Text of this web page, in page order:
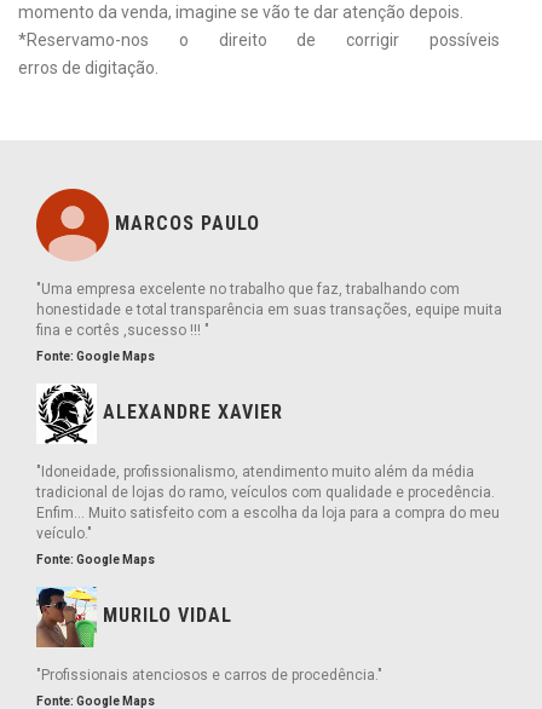
momento da venda, imagine se vão te dar atenção depois.
*Reservamo-nos o direito de corrigir possíveis
erros de digitação.
MARCOS PAULO
"Uma empresa excelente no trabalho que faz, trabalhando com
honestidade e total transparência em suas transações, equipe muita
fina e cortês ,sucesso !!! "
Fonte: Google Maps
ALEXANDRE XAVIER
"Idoneidade, profissionalismo, atendimento muito além da média
tradicional de lojas do ramo, veículos com qualidade e procedência.
Enfim... Muito satisfeito com a escolha da loja para a compra do meu
veículo."
Fonte: Google Maps
MURILO VIDAL
"Profissionais atenciosos e carros de procedência."
Fonte: Google Maps